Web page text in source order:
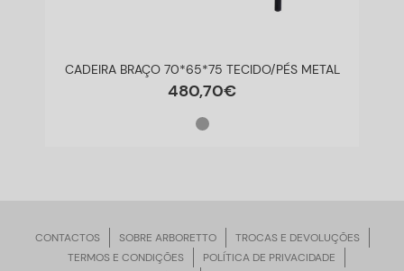
CADEIRA BRAÇO 70*65*75 TECIDO/PÉS METAL
480,70€
CONTACTOS SOBRE ARBORETTO
TROCAS E DEVOLUÇÕES
TERMOS E CONDIÇÕES
POLÍTICA DE PRIVACIDADE